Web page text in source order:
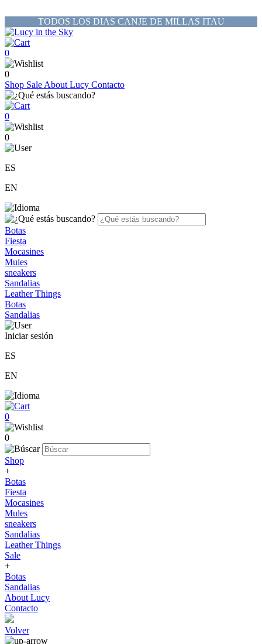
TODOS LOS DIAS CANJE DE MILLAS ITAU
0
0
Shop Sale About Lucy Contacto
0
0
ES
EN
Botas
Fiesta
Mocasines
Mules
sneakers
Sandalias
Leather Things
Botas
Sandalias
Iniciar sesión
ES
EN
0
0
Shop
+
Botas
Fiesta
Mocasines
Mules
sneakers
Sandalias
Leather Things
Sale
+
Botas
Sandalias
About Lucy
Contacto
Volver